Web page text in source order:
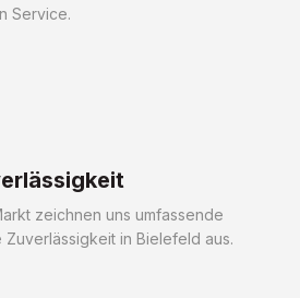
Service.
zeichnen uns umfassende
in Bielefeld aus.